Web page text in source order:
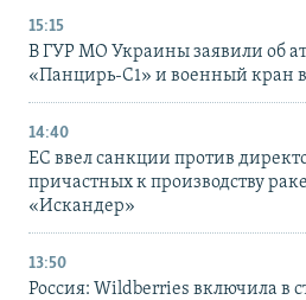
15:15
В ГУР МО Украины заявили об
«Панцирь-С1» и военный кран
14:40
ЕС ввел санкции против
причастных к производству
«Искандер»
13:50
Россия: Wildberries включила в